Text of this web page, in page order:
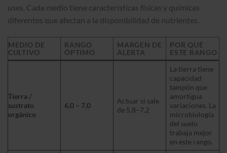
uses. Cada medio tiene características físicas y químicas
diferentes que afectan a la disponibilidad de nutrientes.
MEDIO DE
CULTIVO
RANGO
ÓPTIMO
MARGEN DE
ALERTA
POR QUÉ
ESTE RANGO
Tierra /
sustrato
orgánico
6,0 – 7,0
Actuar si sale
de 5,8–7,2
La tierra tiene
capacidad
tampón que
amortigua
variaciones. La
microbiología
del suelo
trabaja mejor
en este rango.